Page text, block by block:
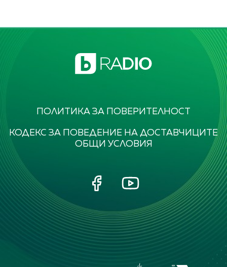
ПОЛИТИКА ЗА ПОВЕРИТЕЛНОСТ
КОДЕКС ЗА ПОВЕДЕНИЕ НА ДОСТАВЧИЦИТЕ
ОБЩИ УСЛОВИЯ